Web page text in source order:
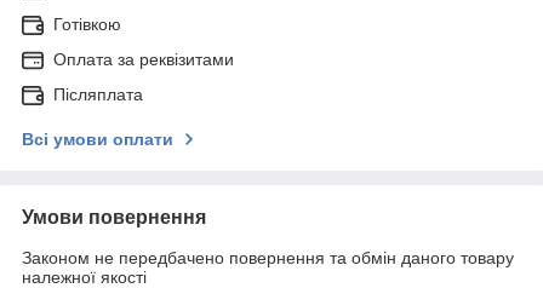
Готівкою
Оплата за реквізитами
Післяплата
Всі умови оплати
Умови повернення
Законом не передбачено повернення та обмін даного товару
належної якості